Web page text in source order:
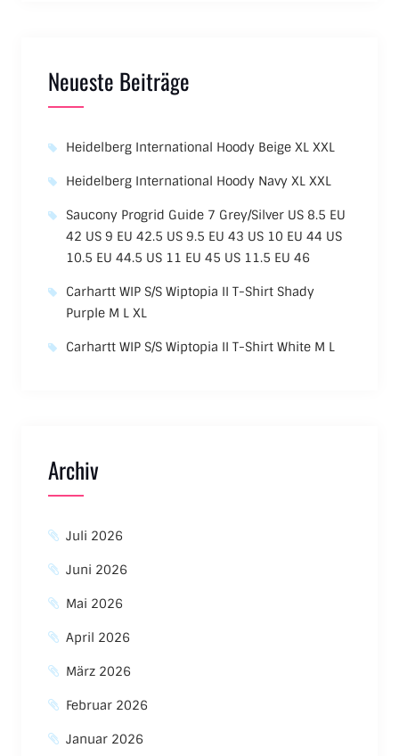
Neueste Beiträge
Heidelberg International Hoody Beige XL XXL
Heidelberg International Hoody Navy XL XXL
Saucony Progrid Guide 7 Grey/Silver US 8.5 EU
42 US 9 EU 42.5 US 9.5 EU 43 US 10 EU 44 US
10.5 EU 44.5 US 11 EU 45 US 11.5 EU 46
Carhartt WIP S/S Wiptopia II T-Shirt Shady
Purple M L XL
Carhartt WIP S/S Wiptopia II T-Shirt White M L
Archiv
Juli 2026
Juni 2026
Mai 2026
April 2026
März 2026
Februar 2026
Januar 2026